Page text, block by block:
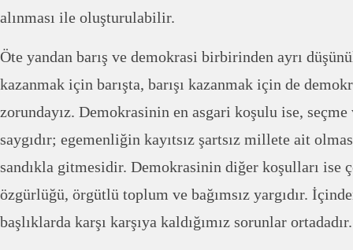
alınması ile oluşturulabilir.
Öte yandan barış ve demokrasi birbirinden ayrı
kazanmak için barışta, barışı kazanmak için de
zorundayız. Demokrasinin en asgari koşulu ise, seçme
saygıdır; egemenliğin kayıtsız şartsız millete ait
sandıkla gitmesidir. Demokrasinin diğer koşulları ise
özgürlüğü, örgütlü toplum ve bağımsız yargıdır.
başlıklarda karşı karşıya kaldığımız sorunlar ortadadır.